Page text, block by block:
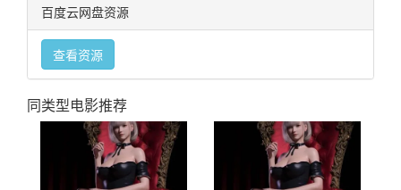
百度云网盘资源
查看资源
同类型电影推荐